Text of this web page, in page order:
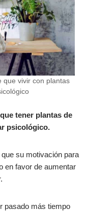
que vivir con plantas
tener plantas de
psicológico.
su motivación para
en favor de aumentar
pasado más tiempo